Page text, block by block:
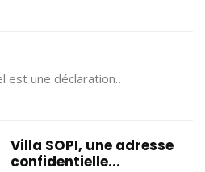
est une déclaration…
Villa SOPI, une adresse
confidentielle...